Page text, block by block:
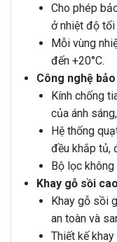
Cho phép
ở nhiệt độ tối
Mỗi vùng
đến +20°C.
Công nghệ
Kính chống
của ánh
Hệ thống
đều khắp tủ,
Bộ lọc
Khay gỗ sồi
Khay gỗ sồi
an toàn và
Thiết kế